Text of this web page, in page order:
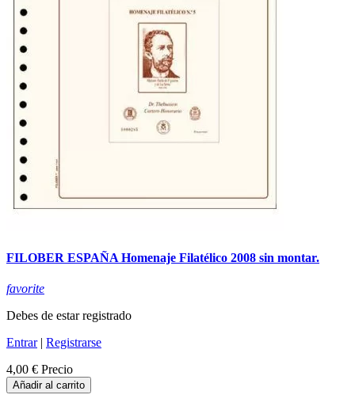
FILOBER ESPAÑA Homenaje Filatélico 2008 sin montar.
favorite
Debes de estar registrado
Entrar| Registrarse
4,00 € Precio
Añadir al carrito